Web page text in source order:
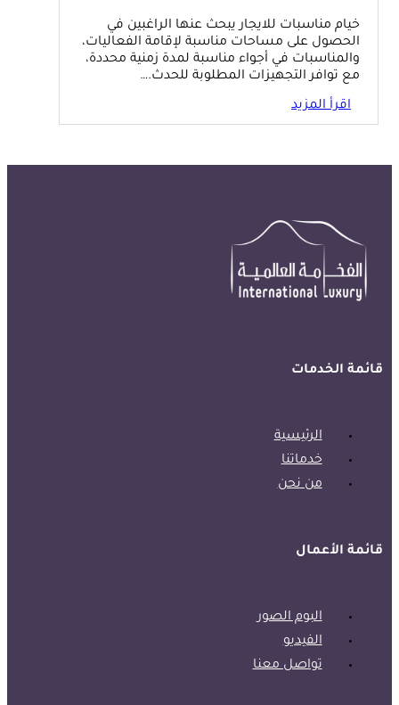
خيام مناسبات للايجار يبحث عنها الراغبين في
الحصول على مساحات مناسبة لإقامة الفعاليات،
والمناسبات في أجواء مناسبة لمدة زمنية محددة،
مع توافر التجهيزات المطلوبة للحدث.…
اقرأ المزيد
قائمة الخدمات
الرئيسية
خدماتنا
من نحن
قائمة الأعمال
البوم الصور
الفيديو
تواصل معنا